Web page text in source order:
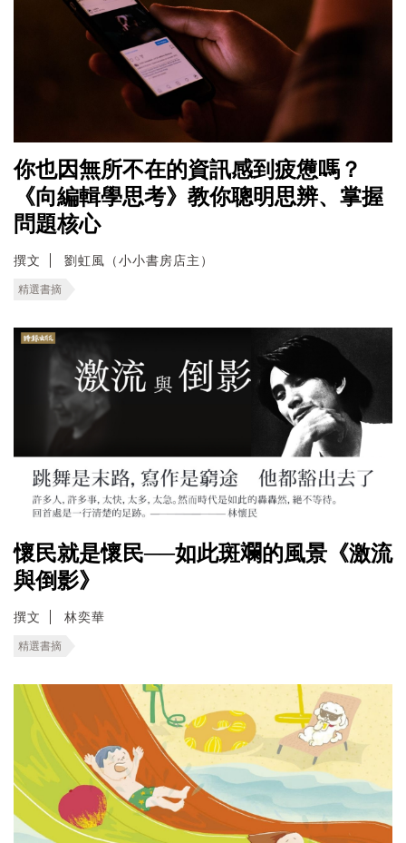
你也因無所不在的資訊感到疲憊嗎？
《向編輯學思考》教你聰明思辨、掌握
問題核心
撰文 劉虹風（小小書房店主）
精選書摘
懷民就是懷民──如此斑斕的風景《激流
與倒影》
撰文 林奕華
精選書摘